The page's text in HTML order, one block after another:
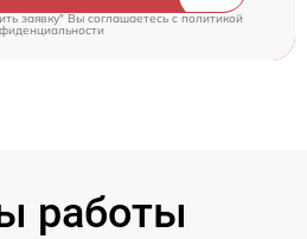
заявку" Вы соглашаетесь cполитикой
работы